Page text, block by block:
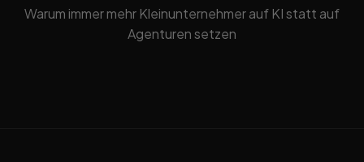
Warum immer mehr Kleinunternehmer auf KI statt auf
Agenturen setzen